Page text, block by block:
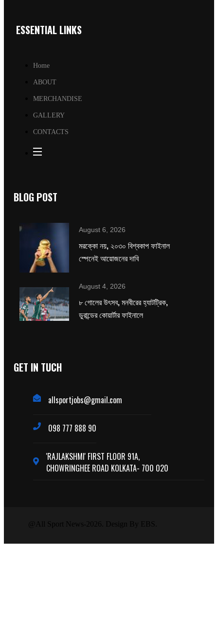
ESSENTIAL LINKS
Home
ABOUT
MERCHANDISE
GALLERY
CONTACTS
BLOG POST
August 6, 2026
মরক্কো নয়, ২০৩০ বিশ্বকাপ ফাইনাল
স্পেনেই আয়োজনের দাবি
August 4, 2026
৮ গোলের উৎসব, মনবীরের হ্যাটট্রিক,
ডুরান্ডের কোয়ার্টার ফাইনালে
GET IN TUCH
allsportjobs@gmail.com
098 777 888 90
'RAJLAKSHMI' FIRST FLOOR 91A,
CHOWRINGHEE ROAD KOLKATA- 700 020
@All Sport News-2026. Design By EBS.